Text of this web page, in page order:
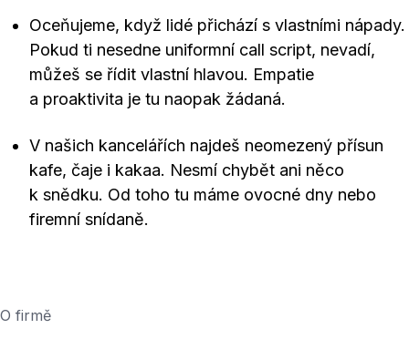
Oceňujeme, když lidé přichází s vlastními nápady.
Pokud ti nesedne uniformní call script, nevadí,
můžeš se řídit vlastní hlavou. Empatie
a proaktivita je tu naopak žádaná.
V našich kancelářích najdeš neomezený přísun
kafe, čaje i kakaa. Nesmí chybět ani něco
k snědku. Od toho tu máme ovocné dny nebo
firemní snídaně.
O firmě